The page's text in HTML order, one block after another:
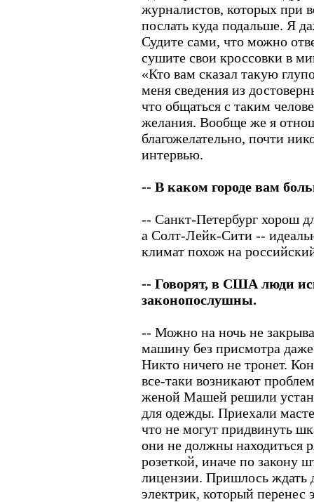
журналистов, которых при
послать куда подальше. Я
Судите сами, что можно
сушите свои кроссовки в
«Кто вам сказал такую
меня сведения из
что общаться с таким
желания. Вообще же я
благожелательно, почти
интервью.
-- В каком городе вам
-- Санкт-Петербург хорош
а Солт-Лейк-Сити --
климат похож на
-- Говорят, в США люди
законопослушны.
-- Можно на ночь не
машину без присмотра
Никто ничего не тронет.
все-таки возникают
женой Машей решили
для одежды. Приехали
что не могут придвинуть
они не должны находиться
розеткой, иначе по закону
лицензии. Пришлось ждать
электрик, который перенес